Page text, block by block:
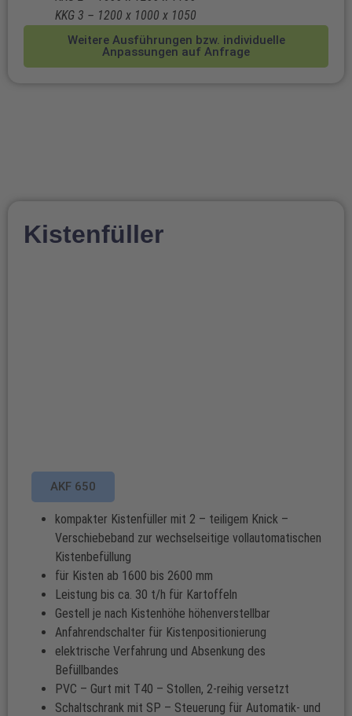
KKG 3 – 1200 x 1000 x 1050
Weitere Ausführungen bzw. individuelle
Anpassungen auf Anfrage
Kistenfüller
AKF 650
kompakter Kistenfüller mit 2 – teiligem Knick –
Verschiebeband zur wechselseitige vollautomatischen
Kistenbefüllung
für Kisten ab 1600 bis 2600 mm
Leistung bis ca. 30 t/h für Kartoffeln
Gestell je nach Kistenhöhe höhenverstellbar
Anfahrendschalter für Kistenpositionierung
elektrische Verfahrung und Absenkung des
Befüllbandes
PVC – Gurt mit T40 – Stollen, 2-reihig versetzt
Schaltschrank mit SP – Steuerung für Automatik- und